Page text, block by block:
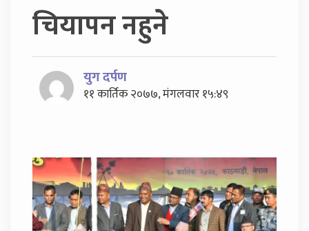
चियापन नहुने
युग दर्पण
११ कार्तिक २०७७, मंगलवार १५:४९